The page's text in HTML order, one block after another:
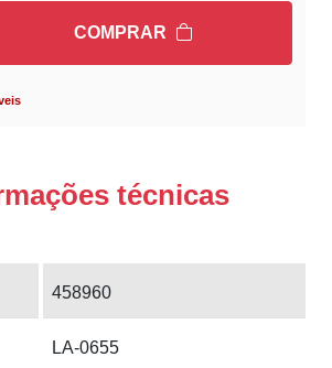
COMPRAR
técnicas
458960
LA-0655